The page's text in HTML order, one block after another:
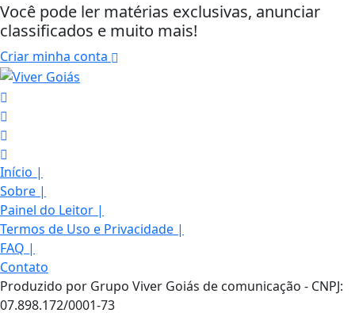
Você pode ler matérias exclusivas, anunciar
classificados e muito mais!
Criar minha conta
Início |
Sobre |
Painel do Leitor |
Termos de Uso e Privacidade |
FAQ |
Contato
Produzido por Grupo Viver Goiás de comunicação - CNPJ:
07.898.172/0001-73
Termos de Uso e Privacidade
Esse site utiliza cookies para melhorar sua
experiência de navegação. Ao continuar o acesso,
entendemos que você concorda com nossos Termos